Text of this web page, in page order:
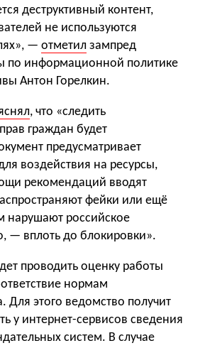
деструктивный контент,
не используются
— отметил зампред
по информационной политике
Антон Горелкин.
, что «следить
граждан будет
предусматривает
воздействия на ресурсы,
рекомендаций вводят
фейки или ещё
нарушают российское
— вплоть до блокировки».
проводить оценку работы
нормам
Для этого ведомство получит
у интернет-сервисов сведения
систем. В случае